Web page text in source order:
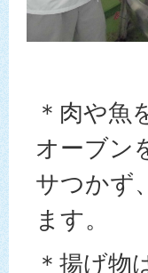
＊肉や魚
オーブン
サつかず
ます。
＊揚げ物